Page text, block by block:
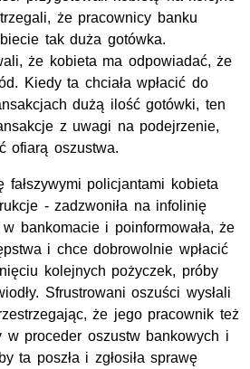
że pracownicy banku
tak duża gotówka.
że kobieta ma odpowiadać, że
Kiedy ta chciała wpłacić do
dużą ilość gotówki, ten
z uwagi na podejrzenie,
ofiarą oszustwa.
fałszywymi policjantami kobieta
- zadzwoniła na infolinię
w bankomacie i poinformowała, że
i chce dobrowolnie wpłacić
kolejnych pożyczek, próby
Sfrustrowani oszuści wysłali
że jego pracownik też
w proceder oszustw bankowych i
ta poszła i zgłosiła sprawę